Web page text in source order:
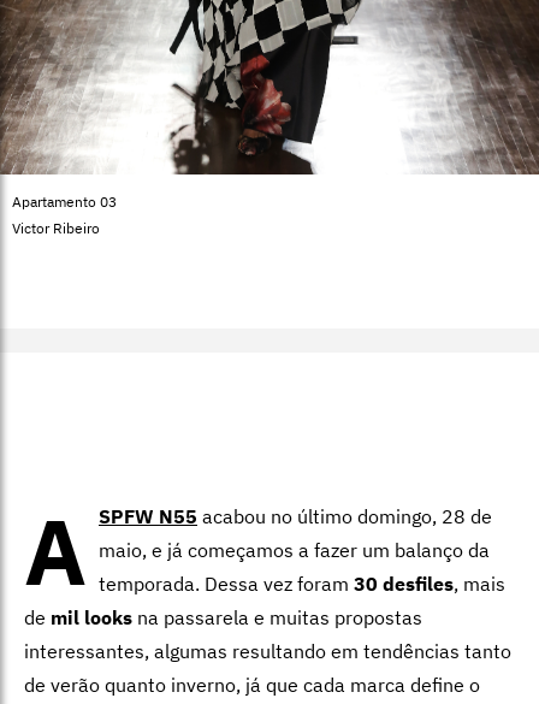
Apartamento 03
Victor Ribeiro
A SPFW N55 acabou no último domingo, 28 de
maio, e já começamos a fazer um balanço da
temporada. Dessa vez foram 30 desfiles, mais
de mil looks na passarela e muitas propostas
interessantes, algumas resultando em tendências tanto
de verão quanto inverno, já que cada marca define o